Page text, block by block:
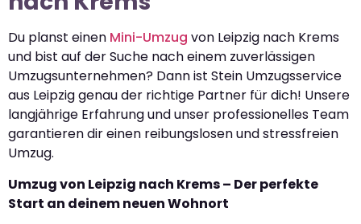
Du planst einen Mini-Umzug von Leipzig nach Krems
und bist auf der Suche nach einem zuverlässigen
Umzugsunternehmen? Dann ist Stein Umzugsservice
aus Leipzig genau der richtige Partner für dich! Unsere
langjährige Erfahrung und unser professionelles Team
garantieren dir einen reibungslosen und stressfreien
Umzug.
Umzug von Leipzig nach Krems – Der perfekte
Start an deinem neuen Wohnort